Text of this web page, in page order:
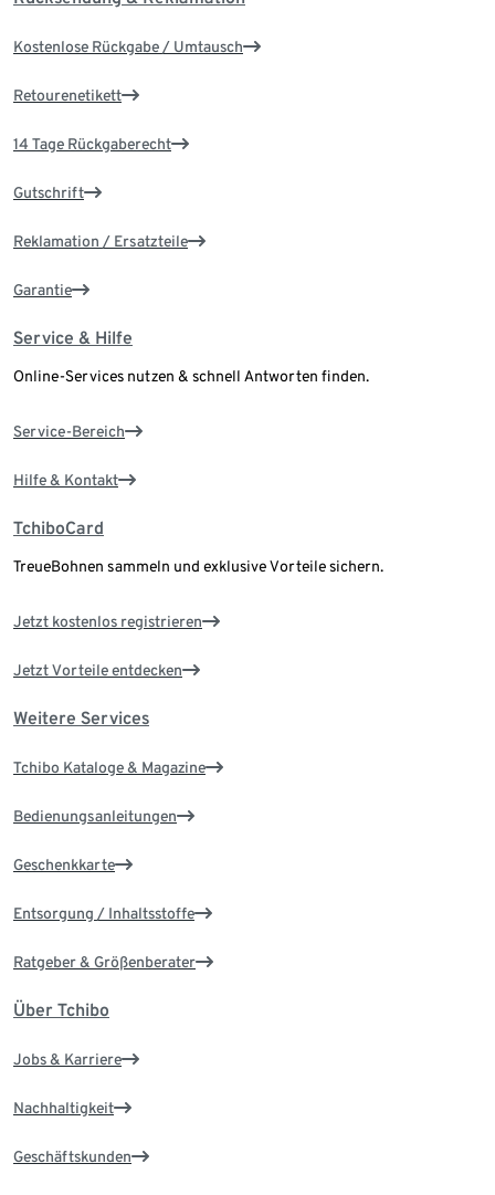
Kostenlose Rückgabe / Umtausch
Retourenetikett
14 Tage Rückgaberecht
Gutschrift
Reklamation / Ersatzteile
Garantie
Service & Hilfe
Online-Services nutzen & schnell Antworten finden.
Service-Bereich
Hilfe & Kontakt
TchiboCard
TreueBohnen sammeln und exklusive Vorteile sichern.
Jetzt kostenlos registrieren
Jetzt Vorteile entdecken
Weitere Services
Tchibo Kataloge & Magazine
Bedienungsanleitungen
Geschenkkarte
Entsorgung / Inhaltsstoffe
Ratgeber & Größenberater
Über Tchibo
Jobs & Karriere
Nachhaltigkeit
Geschäftskunden